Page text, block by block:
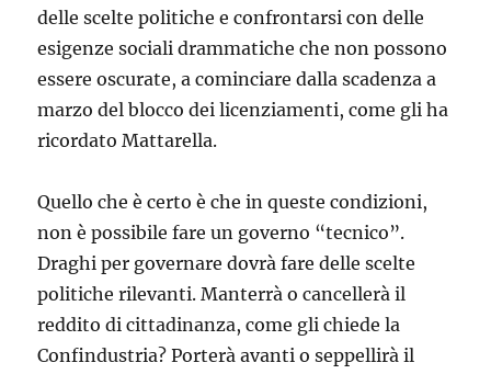
delle scelte politiche e confrontarsi con delle
esigenze sociali drammatiche che non possono
essere oscurate, a cominciare dalla scadenza a
marzo del blocco dei licenziamenti, come gli ha
ricordato Mattarella.
Quello che è certo è che in queste condizioni,
non è possibile fare un governo “tecnico”.
Draghi per governare dovrà fare delle scelte
politiche rilevanti. Manterrà o cancellerà il
reddito di cittadinanza, come gli chiede la
Confindustria? Porterà avanti o seppellirà il